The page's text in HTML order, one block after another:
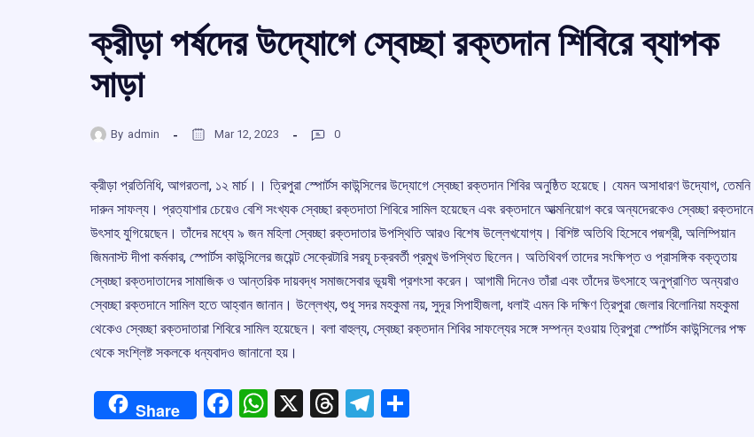
ক্রীড়া পর্ষদের উদ্যোগে স্বেচ্ছা রক্তদান শিবিরে ব্যাপক
সাড়া
By admin Mar 12, 2023 0
ক্রীড়া প্রতিনিধি, আগরতলা, ১২ মার্চ।। ত্রিপুরা স্পোর্টস কাউন্সিলের উদ্যোগে স্বেচ্ছা রক্তদান শিবির অনুষ্ঠিত হয়েছে। যেমন অসাধারণ উদ্যোগ, তেমনি
দারুন সাফল্য। প্রত্যাশার চেয়েও বেশি সংখ্যক স্বেচ্ছা রক্তদাতা শিবিরে সামিল হয়েছেন এবং রক্তদানে আত্মনিয়োগ করে অন্যদেরকেও স্বেচ্ছা রক্তদানে
উৎসাহ যুগিয়েছেন। তাঁদের মধ্যে ৯ জন মহিলা স্বেচ্ছা রক্তদাতার উপস্থিতি আরও বিশেষ উল্লেখযোগ্য। বিশিষ্ট অতিথি হিসেবে পদ্মশ্রী, অলিম্পিয়ান
জিমনাস্ট দীপা কর্মকার, স্পোর্টস কাউন্সিলের জয়েন্ট সেক্রেটারি সরযূ চক্রবর্তী প্রমুখ উপস্থিত ছিলেন। অতিথিবর্গ তাদের সংক্ষিপ্ত ও প্রাসঙ্গিক বক্তৃতায়
স্বেচ্ছা রক্তদাতাদের সামাজিক ও আন্তরিক দায়বদ্ধ সমাজসেবার ভূয়ষী প্রশংসা করেন। আগামী দিনেও তাঁরা এবং তাঁদের উৎসাহে অনুপ্রাণিত অন্যরাও
স্বেচ্ছা রক্তদানে সামিল হতে আহ্বান জানান। উল্লেখ্য, শুধু সদর মহকুমা নয়, সুদূর সিপাহীজলা, ধলাই এমন কি দক্ষিণ ত্রিপুরা জেলার বিলোনিয়া মহকুমা
থেকেও স্বেচ্ছা রক্তদাতারা শিবিরে সামিল হয়েছেন। বলা বাহুল্য, স্বেচ্ছা রক্তদান শিবির সাফল্যের সঙ্গে সম্পন্ন হওয়ায় ত্রিপুরা স্পোর্টস কাউন্সিলের পক্ষ
থেকে সংশ্লিষ্ট সকলকে ধন্যবাদও জানানো হয়।
Share Facebook
WhatsApp
X Threads
Telegram